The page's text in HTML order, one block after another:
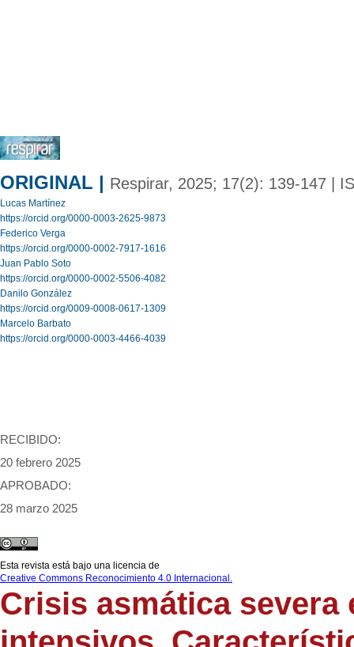
ORIGINAL | Respirar, 2025; 17(2): 139-147 |
Lucas Martínez
https://orcid.org/0000-0003-2625-9873
Federico Verga
https://orcid.org/0000-0002-7917-1616
Juan Pablo Soto
https://orcid.org/0000-0002-5506-4082
Danilo González
https://orcid.org/0009-0008-0617-1309
Marcelo Barbato
https://orcid.org/0000-0003-4466-4039
RECIBIDO:
20 febrero 2025
APROBADO:
28 marzo 2025
Esta revista está bajo una licencia de
Creative Commons Reconocimiento 4.0 Internacional.
Crisis asmática severa